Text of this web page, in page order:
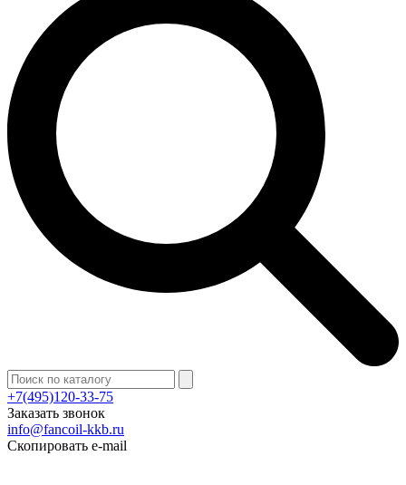
+7(495)120-33-75
Заказать звонок
info@fancoil-kkb.ru
Скопировать e-mail